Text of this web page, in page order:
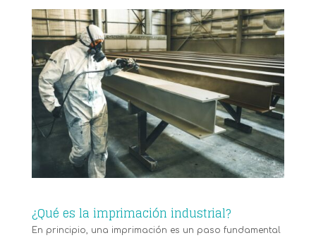
¿Qué es la imprimación industrial?
En principio, una imprimación es un paso fundamental